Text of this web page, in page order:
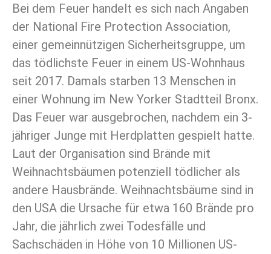
Bei dem Feuer handelt es sich nach Angaben
der National Fire Protection Association,
einer gemeinnützigen Sicherheitsgruppe, um
das tödlichste Feuer in einem US-Wohnhaus
seit 2017. Damals starben 13 Menschen in
einer Wohnung im New Yorker Stadtteil Bronx.
Das Feuer war ausgebrochen, nachdem ein 3-
jähriger Junge mit Herdplatten gespielt hatte.
Laut der Organisation sind Brände mit
Weihnachtsbäumen potenziell tödlicher als
andere Hausbrände. Weihnachtsbäume sind in
den USA die Ursache für etwa 160 Brände pro
Jahr, die jährlich zwei Todesfälle und
Sachschäden in Höhe von 10 Millionen US-